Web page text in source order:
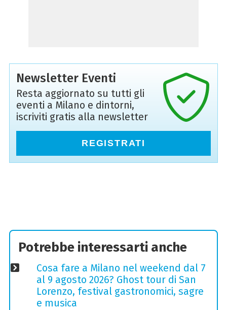
Newsletter Eventi
Resta aggiornato su tutti gli
eventi a Milano e dintorni,
iscriviti gratis alla newsletter
REGISTRATI
Potrebbe interessarti anche
Cosa fare a Milano nel weekend dal 7
al 9 agosto 2026? Ghost tour di San
Lorenzo, festival gastronomici, sagre
e musica